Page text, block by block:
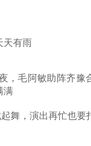
天有雨
，毛阿敏助阵齐豫
满
舞，演出再忙也要